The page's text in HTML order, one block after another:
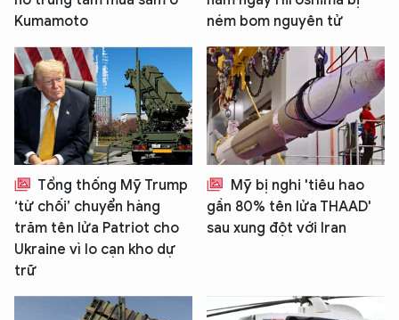
Kumamoto
ném bom nguyên tử
Tổng thống Mỹ Trump
‘từ chối’ chuyển hàng
trăm tên lửa Patriot cho
Ukraine vì lo cạn kho dự
trữ
Mỹ bị nghi 'tiêu hao
gần 80% tên lửa THAAD'
sau xung đột với Iran